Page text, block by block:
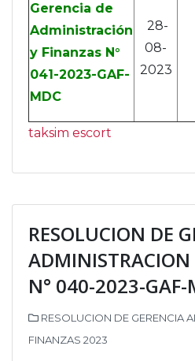
Gerencia de
Administración
y Finanzas N°
041-2023-GAF-
MDC
28-
08-
2023
taksim escort
RESOLUCION DE
N° 040-2023-GAF-
RESOLUCION DE GERENCIA
FINANZAS 2023